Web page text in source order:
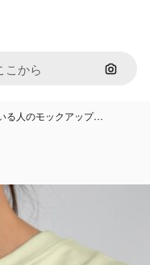
画像で
る人のモックアップ…